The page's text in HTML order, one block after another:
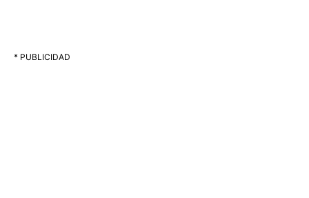
* PUBLICIDAD